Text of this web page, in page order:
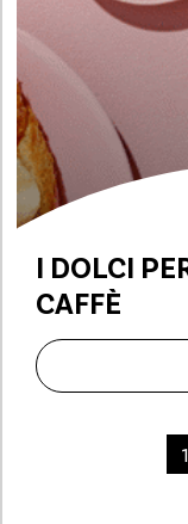
I DOLCI
CAFFÈ
1